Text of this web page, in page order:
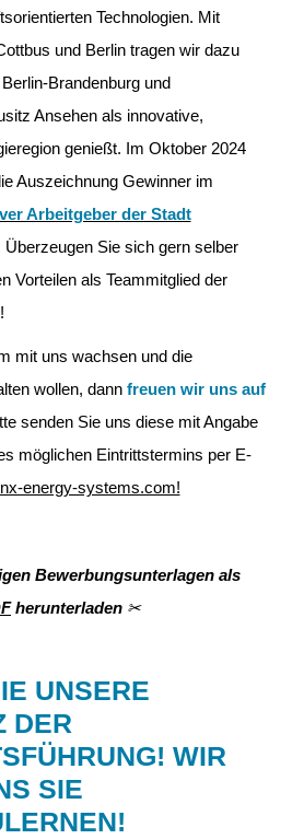
Technologien. Mit
und Berlin tragen wir dazu
Brandenburg und
Ansehen als innovative,
genießt. Im Oktober 2024
Auszeichnung Gewinner im
Arbeitgeber der Stadt
Überzeugen Sie sich gern selber
Vorteilen als Teammitglied der
mit uns wachsen und die
wollen, dannfreuen wir uns auf
senden Sie uns diese mit Angabe
möglichen Eintrittstermins per E-
energy-systems.com!
Bewerbungsunterlagen als
herunterladen ✂
UNSERE
DER
WIR
SIE